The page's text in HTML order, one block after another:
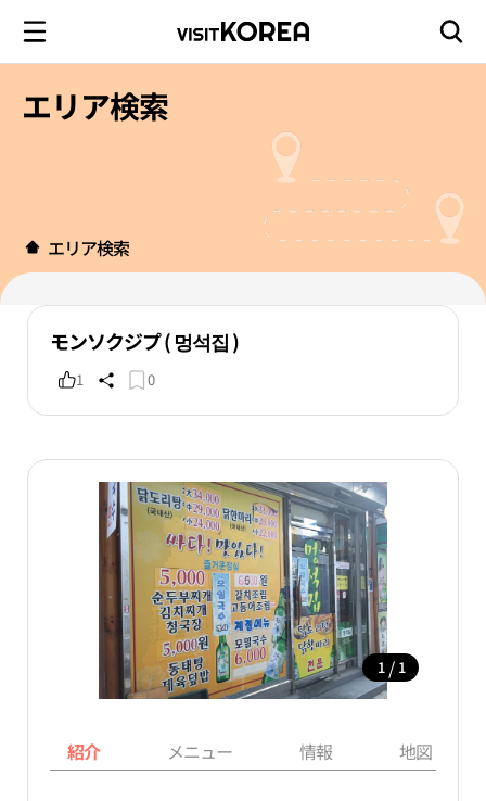
エリア検索
エリア検索
モンソクジプ ( 멍석집 )
1 0
1 / 1
紹介 メニュー 情報 地図